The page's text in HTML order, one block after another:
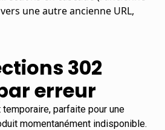
une autre ancienne URL,
302
erreur
parfaite pour une
momentanément indisponible.